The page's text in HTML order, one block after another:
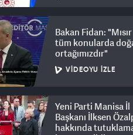
Bakan Fidan: "Mısır
tüm konularda
ortağımızdır"
VIDEOYU İZLE
Yeni Parti Manisa İl
Başkanı İlksen
hakkında